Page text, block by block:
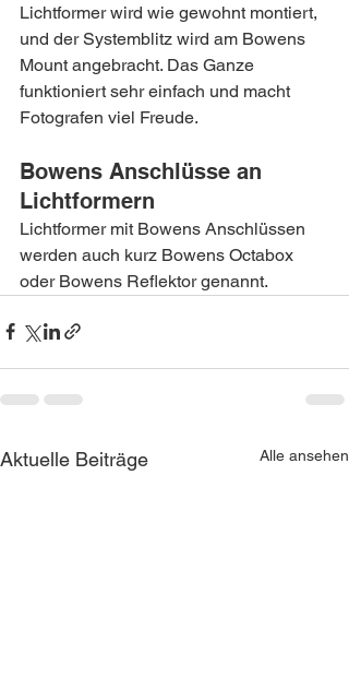
Lichtformer wird wie gewohnt montiert,
und der Systemblitz wird am Bowens
Mount angebracht. Das Ganze
funktioniert sehr einfach und macht
Fotografen viel Freude.
Bowens Anschlüsse an
Lichtformern
Lichtformer mit Bowens Anschlüssen
werden auch kurz Bowens Octabox
oder Bowens Reflektor genannt.
Aktuelle Beiträge Alle ansehen